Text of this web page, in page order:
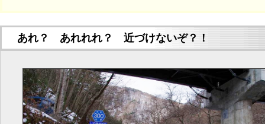
あれ？ あれれれ？ 近づけないぞ？！